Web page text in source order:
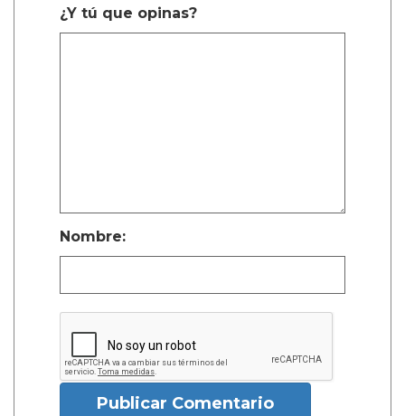
¿Y tú que opinas?
Nombre:
Publicar Comentario